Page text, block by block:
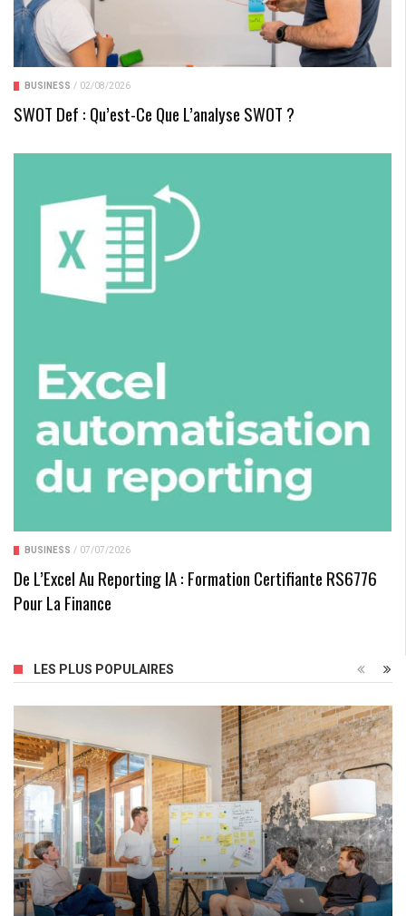
BUSINESS / 02/08/2026
SWOT Def : Qu’est-Ce Que L’analyse SWOT ?
BUSINESS / 07/07/2026
De L’Excel Au Reporting IA : Formation Certifiante RS6776
Pour La Finance
LES PLUS POPULAIRES